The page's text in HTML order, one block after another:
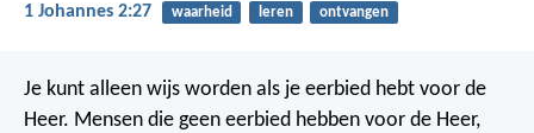
1 Johannes 2:27 waarheid leren ontvangen
Je kunt alleen wijs worden als je eerbied hebt voor de
Heer. Mensen die geen eerbied hebben voor de Heer,